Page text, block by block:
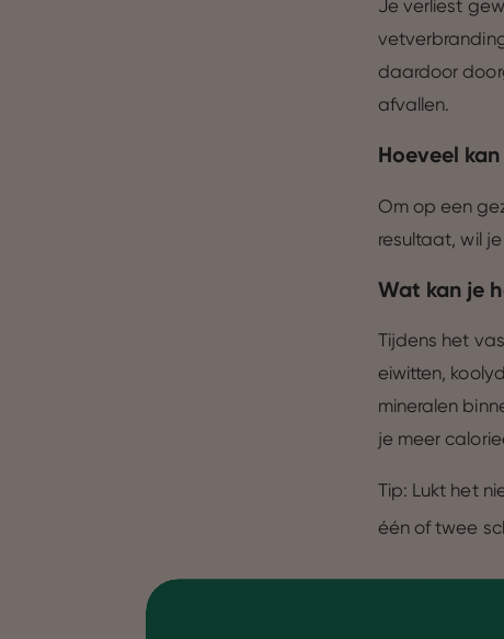
Je verliest
daardoor
afvallen.
Hoeveel
Om op een
resultaat, wil
Wat kan je
Tijdens het
eiwitten,
mineralen
je meer
Tip: Lukt het
één of twee